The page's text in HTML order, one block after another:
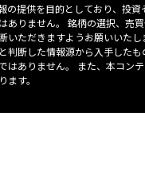
の提供を目的としており、投資
ありません。 銘柄の選択、売
いただきますようお願いいたし
判断した情報源から入手したも
はありません。 また、本コン
す。